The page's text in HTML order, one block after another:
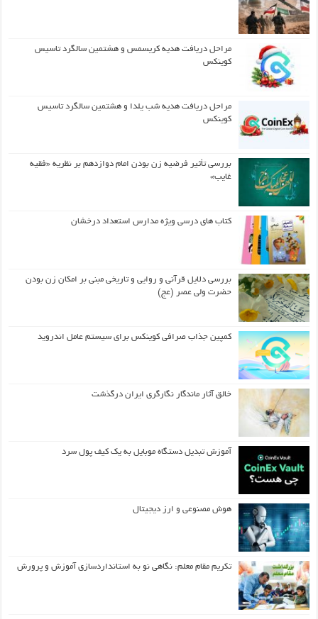
مراحل دریافت هدیه کریسمس و هشتمین سالگرد تاسیس
کوینکس
مراحل دریافت هدیه شب یلدا و هشتمین سالگرد تاسیس
کوینکس
بررسی تأثیر فرضیه زن بودن امام دوازدهم بر نظریه «فقیه
غایب»
کتاب های درسی ویژه مدارس استعداد درخشان
بررسی دلایل قرآنی و روایی و تاریخی مبنی بر امکان زن بودن
حضرت ولی عصر (عج)
کمپین جذاب صرافی کوینکس برای سیستم عامل اندروید
خالق آثار ماندگار نگارگری ایران درگذشت
آموزش تبدیل دستگاه موبایل به یک کیف‌ پول سرد
هوش مصنوعی و ارز دیجیتال
تکریم مقام معلم: نگاهی نو به استانداردسازی آموزش و پرورش